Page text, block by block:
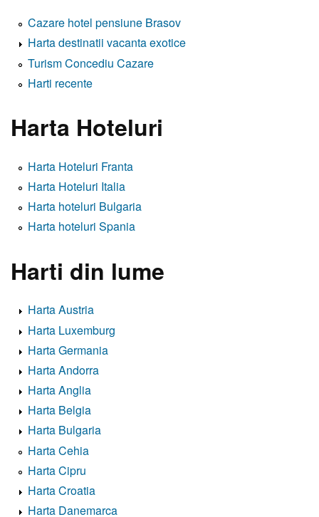
Cazare hotel pensiune Brasov
Harta destinatii vacanta exotice
Turism Concediu Cazare
Harti recente
Harta Hoteluri
Harta Hoteluri Franta
Harta Hoteluri Italia
Harta hoteluri Bulgaria
Harta hoteluri Spania
Harti din lume
Harta Austria
Harta Luxemburg
Harta Germania
Harta Andorra
Harta Anglia
Harta Belgia
Harta Bulgaria
Harta Cehia
Harta Cipru
Harta Croatia
Harta Danemarca